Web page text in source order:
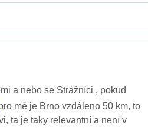
a nebo se Strážníci , pokud
mě je Brno vzdáleno 50 km, to
ta je taky relevantní a není v